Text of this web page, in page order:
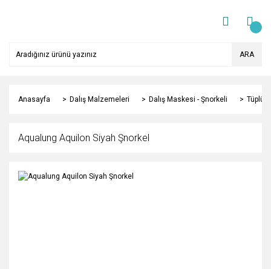
ARA
Anasayfa Dalış Malzemeleri Dalış Maskesi - Şnorkeli Tüplü
Aqualung Aquilon Siyah Şnorkel